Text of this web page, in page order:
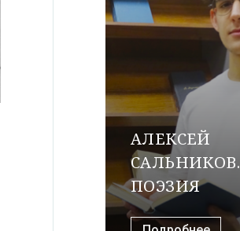
АЛЕКСЕЙ
САЛЬНИКОВ.
ПОЭЗИЯ